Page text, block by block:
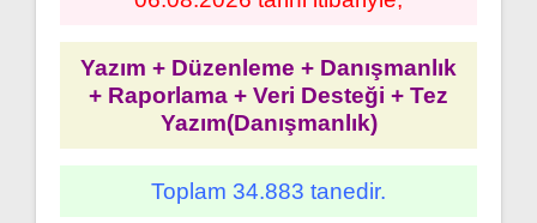
Yazım + Düzenleme + Danışmanlık
+ Raporlama + Veri Desteği + Tez
Yazım(Danışmanlık)
Toplam 34.883 tanedir.